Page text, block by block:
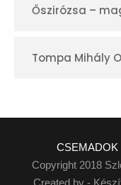
Őszirózsa –
Tompa Mihály
CSEMADOK
Copyright 2018
Created by -